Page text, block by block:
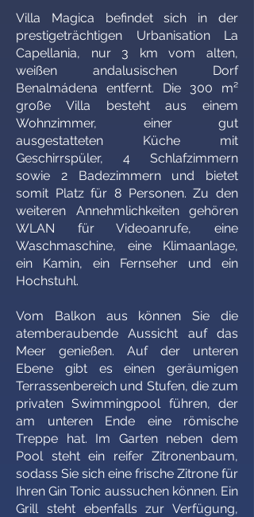
Villa Magica befindet sich in der
prestigeträchtigen Urbanisation La
Capellania, nur 3 km vom alten,
weißen andalusischen Dorf
Benalmádena entfernt. Die 300 m²
große Villa besteht aus einem
Wohnzimmer, einer gut
ausgestatteten Küche mit
Geschirrspüler, 4 Schlafzimmern
sowie 2 Badezimmern und bietet
somit Platz für 8 Personen. Zu den
weiteren Annehmlichkeiten gehören
WLAN für Videoanrufe, eine
Waschmaschine, eine Klimaanlage,
ein Kamin, ein Fernseher und ein
Hochstuhl.
Vom Balkon aus können Sie die
atemberaubende Aussicht auf das
Meer genießen. Auf der unteren
Ebene gibt es einen geräumigen
Terrassenbereich und Stufen, die zum
privaten Swimmingpool führen, der
am unteren Ende eine römische
Treppe hat. Im Garten neben dem
Pool steht ein reifer Zitronenbaum,
sodass Sie sich eine frische Zitrone für
Ihren Gin Tonic aussuchen können. Ein
Grill steht ebenfalls zur Verfügung,